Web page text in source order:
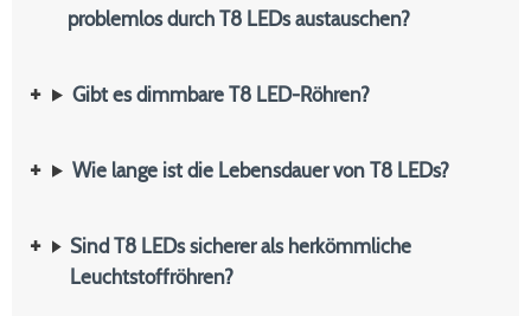
problemlos durch T8 LEDs austauschen?
Gibt es dimmbare T8 LED-Röhren?
Wie lange ist die Lebensdauer von T8 LEDs?
Sind T8 LEDs sicherer als herkömmliche
Leuchtstoffröhren?